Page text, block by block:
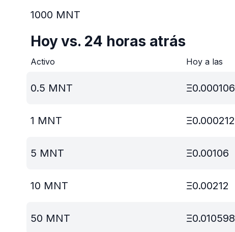
1000 MNT
Hoy vs. 24 horas atrás
Activo Hoy a las
0.5 MNT Ξ0.000106
1 MNT Ξ0.000212
5 MNT Ξ0.00106
10 MNT Ξ0.00212
50 MNT Ξ0.010598